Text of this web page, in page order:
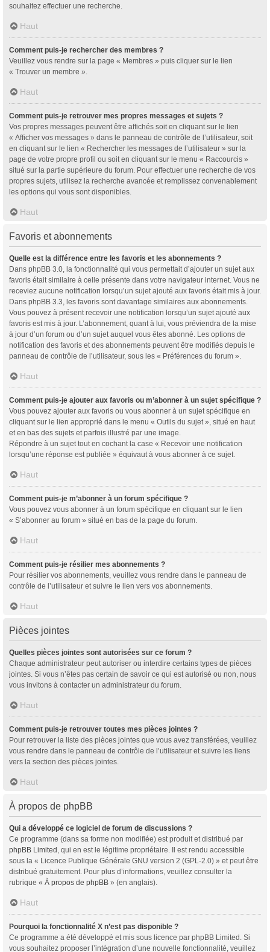
souhaitez effectuer une recherche.
Haut
Comment puis-je rechercher des membres ?
Veuillez vous rendre sur la page « Membres » puis cliquer sur le lien
« Trouver un membre ».
Haut
Comment puis-je retrouver mes propres messages et sujets ?
Vos propres messages peuvent être affichés soit en cliquant sur le lien
« Afficher vos messages » dans le panneau de contrôle de l’utilisateur, soit
en cliquant sur le lien « Rechercher les messages de l’utilisateur » sur la
page de votre propre profil ou soit en cliquant sur le menu « Raccourcis »
situé sur la partie supérieure du forum. Pour effectuer une recherche de vos
propres sujets, utilisez la recherche avancée et remplissez convenablement
les options qui vous sont disponibles.
Haut
Favoris et abonnements
Quelle est la différence entre les favoris et les abonnements ?
Dans phpBB 3.0, la fonctionnalité qui vous permettait d’ajouter un sujet aux
favoris était similaire à celle présente dans votre navigateur internet. Vous ne
receviez aucune notification lorsqu’un sujet ajouté aux favoris était mis à jour.
Dans phpBB 3.3, les favoris sont davantage similaires aux abonnements.
Vous pouvez à présent recevoir une notification lorsqu’un sujet ajouté aux
favoris est mis à jour. L’abonnement, quant à lui, vous préviendra de la mise
à jour d’un forum ou d’un sujet auquel vous êtes abonné. Les options de
notification des favoris et des abonnements peuvent être modifiés depuis le
panneau de contrôle de l’utilisateur, sous les « Préférences du forum ».
Haut
Comment puis-je ajouter aux favoris ou m’abonner à un sujet spécifique ?
Vous pouvez ajouter aux favoris ou vous abonner à un sujet spécifique en
cliquant sur le lien approprié dans le menu « Outils du sujet », situé en haut
et en bas des sujets et parfois illustré par une image.
Répondre à un sujet tout en cochant la case « Recevoir une notification
lorsqu’une réponse est publiée » équivaut à vous abonner à ce sujet.
Haut
Comment puis-je m’abonner à un forum spécifique ?
Vous pouvez vous abonner à un forum spécifique en cliquant sur le lien
« S’abonner au forum » situé en bas de la page du forum.
Haut
Comment puis-je résilier mes abonnements ?
Pour résilier vos abonnements, veuillez vous rendre dans le panneau de
contrôle de l’utilisateur et suivre le lien vers vos abonnements.
Haut
Pièces jointes
Quelles pièces jointes sont autorisées sur ce forum ?
Chaque administrateur peut autoriser ou interdire certains types de pièces
jointes. Si vous n’êtes pas certain de savoir ce qui est autorisé ou non, nous
vous invitons à contacter un administrateur du forum.
Haut
Comment puis-je retrouver toutes mes pièces jointes ?
Pour retrouver la liste des pièces jointes que vous avez transférées, veuillez
vous rendre dans le panneau de contrôle de l’utilisateur et suivre les liens
vers la section des pièces jointes.
Haut
À propos de phpBB
Qui a développé ce logiciel de forum de discussions ?
Ce programme (dans sa forme non modifiée) est produit et distribué par
phpBB Limited , qui en est le légitime propriétaire. Il est rendu accessible
sous la « Licence Publique Générale GNU version 2 (GPL-2.0) » et peut être
distribué gratuitement. Pour plus d’informations, veuillez consulter la
rubrique « À propos de phpBB » (en anglais).
Haut
Pourquoi la fonctionnalité X n’est pas disponible ?
Ce programme a été développé et mis sous licence par phpBB Limited. Si
vous souhaitez proposer l’intégration d’une nouvelle fonctionnalité, veuillez